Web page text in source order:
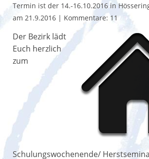
Termin ist der 14.-16.10.2016 in
am 21.9.2016 | Kommentare: 11
Der Bezirk lädt
Euch herzlich
zum
Schulungswochenende/